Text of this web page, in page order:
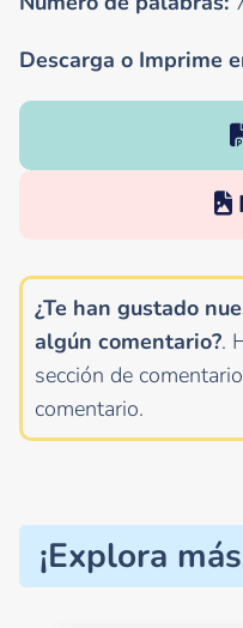
Descarga o Imprime
¿Te han gustado
algún comentario?.
sección de
comentario.
¡Explora